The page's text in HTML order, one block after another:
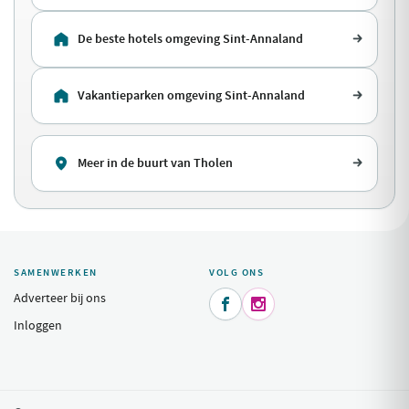
De beste hotels omgeving Sint-Annaland
Vakantieparken omgeving Sint-Annaland
Meer in de buurt van Tholen
SAMENWERKEN
Adverteer bij ons
Inloggen
VOLG ONS
 